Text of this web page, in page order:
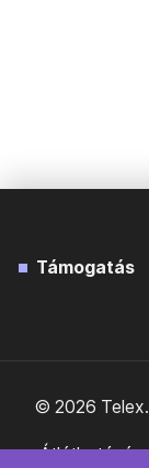
Támogatás
© 2026
Átláthatóság